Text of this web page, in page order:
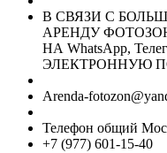
В СВЯЗИ С
АРЕНДУ
НА WhatsApp,
ЭЛЕКТРОННУЮ
Arenda-
Телефон общий
+7 (977) 601-15-40